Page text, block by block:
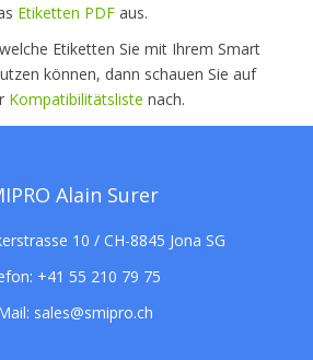
Etiketten PDF aus.
Etiketten Sie mit Ihrem Smart
können, dann schauen Sie auf
Kompatibilitätsliste nach.
Alain Surer
10 / CH-8845 Jona SG
+41 55 210 79 75
sales@smipro.ch